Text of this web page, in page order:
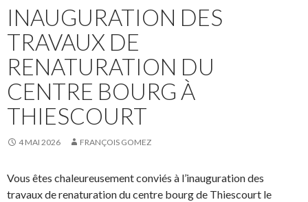
INAUGURATION DES
TRAVAUX DE
RENATURATION DU
CENTRE BOURG À
THIESCOURT
4 MAI 2026 FRANÇOIS GOMEZ
Vous êtes chaleureusement conviés à l’inauguration des
travaux de renaturation du centre bourg de Thiescourt le